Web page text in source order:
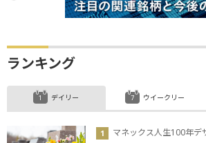
ランキング
デイリー
マネックス人生100年デ
ウイークリー